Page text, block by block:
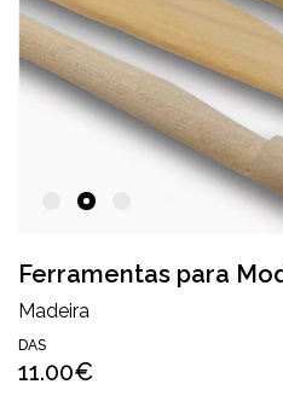
Ferramentas para
Madeira
DAS
11.00€